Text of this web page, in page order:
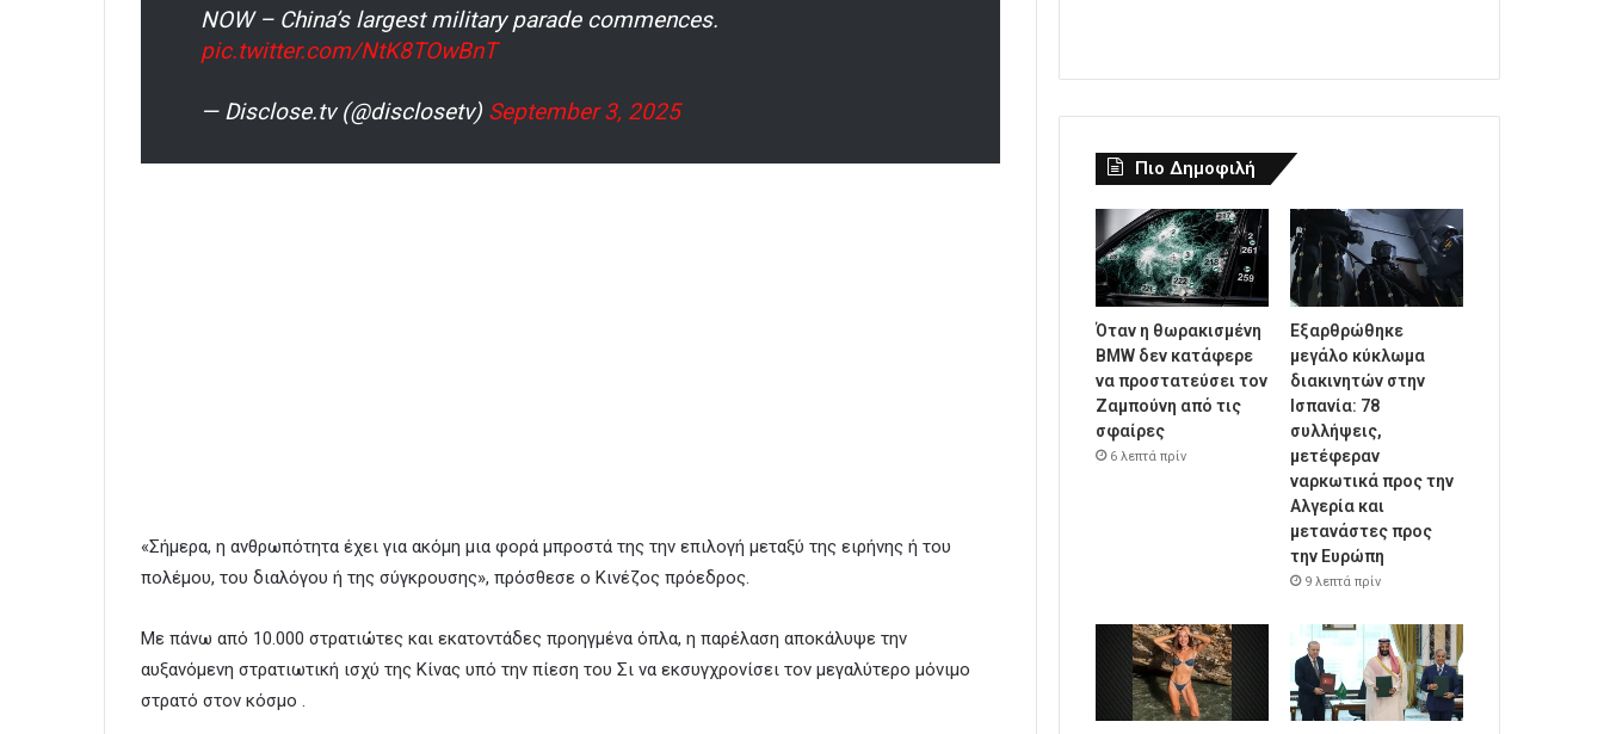
NOW – China’s largest military parade commences.
pic.twitter.com/NtK8TOwBnT
— Disclose.tv (@disclosetv) September 3, 2025
«Σήμερα, η ανθρωπότητα έχει για ακόμη μια φορά μπροστά της την επιλογή μεταξύ της ειρήνης ή του
πολέμου, του διαλόγου ή της σύγκρουσης», πρόσθεσε ο Κινέζος πρόεδρος.
Με πάνω από 10.000 στρατιώτες και εκατοντάδες προηγμένα όπλα, η παρέλαση αποκάλυψε την
αυξανόμενη στρατιωτική ισχύ της Κίνας υπό την πίεση του Σι να εκσυγχρονίσει τον μεγαλύτερο μόνιμο
στρατό στον κόσμο .
Πιο Δημοφιλή
Όταν η θωρακισμένη
BMW δεν κατάφερε
να προστατεύσει τον
Ζαμπούνη από τις
σφαίρες
6 λεπτά πρίν
Εξαρθρώθηκε
μεγάλο κύκλωμα
διακινητών στην
Ισπανία: 78
συλλήψεις,
μετέφεραν
ναρκωτικά προς την
Αλγερία και
μετανάστες προς
την Ευρώπη
9 λεπτά πρίν